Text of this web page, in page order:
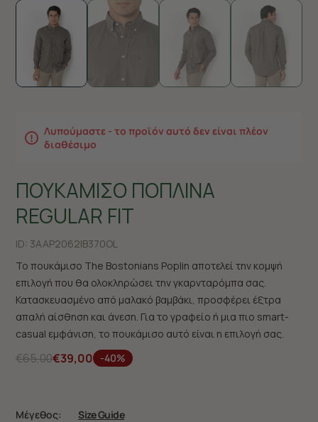
Λυπούμαστε - το προϊόν αυτό δεν είναι πλέον
διαθέσιμο
ΠΟΥΚΑΜΙΣΟ ΠΟΠΛΙΝΑ
REGULAR FIT
ID: 3AAP2062|B370OL
Το πουκάμισο The Bostonians Poplin αποτελεί την κομψή
επιλογή που θα ολοκληρώσει την γκαρνταρόμπα σας.
Κατασκευασμένο από μαλακό βαμβάκι, προσφέρει έξτρα
απαλή αίσθηση και άνεση. Για το γραφείο ή μια πιο smart-
casual εμφάνιση, το πουκάμισο αυτό είναι η επιλογή σας.
€65,00€39,00 -40%
Μέγεθος: Size Guide